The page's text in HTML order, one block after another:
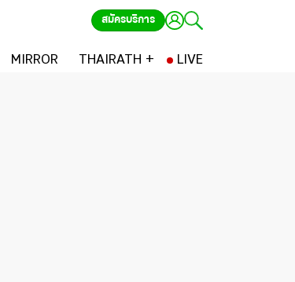
สมัครบริการ
MIRROR THAIRATH + LIVE